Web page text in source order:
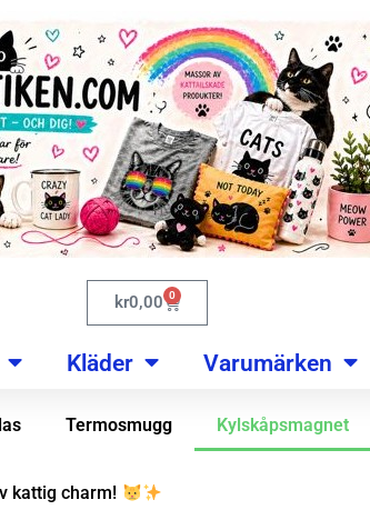
kr0,00 0
Kläder Varumärken
Termosmugg Kylskåpsmagnet
kattig charm!